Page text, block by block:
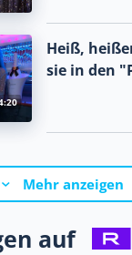
Heiß,
sie in den
Mehr anzeigen
auf